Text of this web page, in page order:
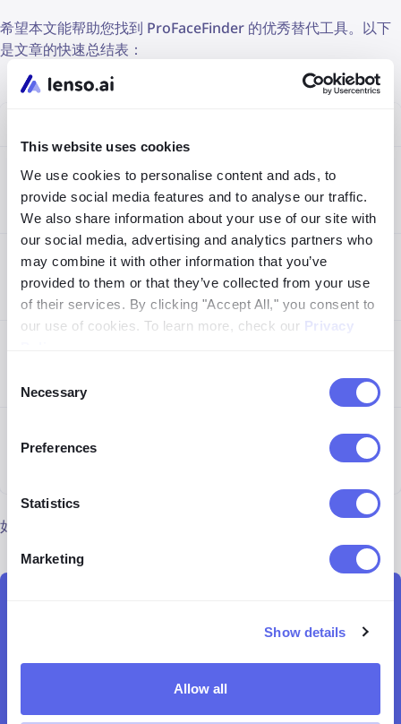
This website uses cookies
We use cookies to personalise content and ads, to
provide social media features and to analyse our traffic.
We also share information about your use of our site with
our social media, advertising and analytics partners who
may combine it with other information that you’ve
provided to them or that they’ve collected from your use
of their services. By clicking "Accept All," you consent to
our use of cookies. To learn more, check our Privacy
Selection
Necessary
Preferences
Statistics
Marketing
Show details
Allow all
希望本文能帮助您找到 ProFaceFinder 的优秀替代工具。以下
是文章的快速总结表：
Lenso.ai
快速且高精度的面部
搜索，拥有庞大索引
和强隐私功能
免费搜索 + 从
$19.99/月起
PimEyes
专业反向面部搜索，
带警报和深入结果分
析
每次搜索 $14.99
或每月 $29.99 起
受加密货币支付
Images /
如果您觉得有用，请在社交媒体上分享！